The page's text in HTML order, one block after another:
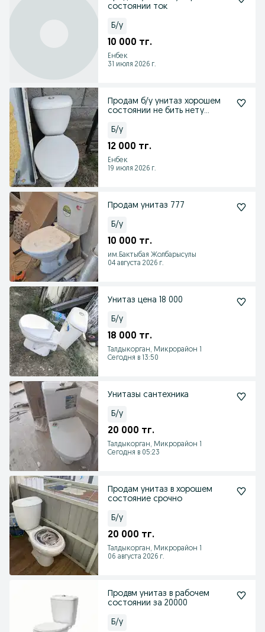
состоянии ток
Б/у
10 000 тг.
Енбек
31 июля 2026 г.
Продам б/у унитаз хорошем
состоянии не бить нету
Б/у
12 000 тг.
Енбек
19 июля 2026 г.
Продам унитаз 777
Б/у
10 000 тг.
им.Бактыбая Жолбарысулы
04 августа 2026 г.
Унитаз цена 18 000
Б/у
18 000 тг.
Талдыкорган, Микрорайон 1
Сегодня в 13:50
Унитазы сантехника
Б/у
20 000 тг.
Талдыкорган, Микрорайон 1
Сегодня в 05:23
Продам унитаз в хорошем
состояние срочно
Б/у
20 000 тг.
Талдыкорган, Микрорайон 1
06 августа 2026 г.
Продвм унитаз в рабочем
состоянии за 20000
Б/у